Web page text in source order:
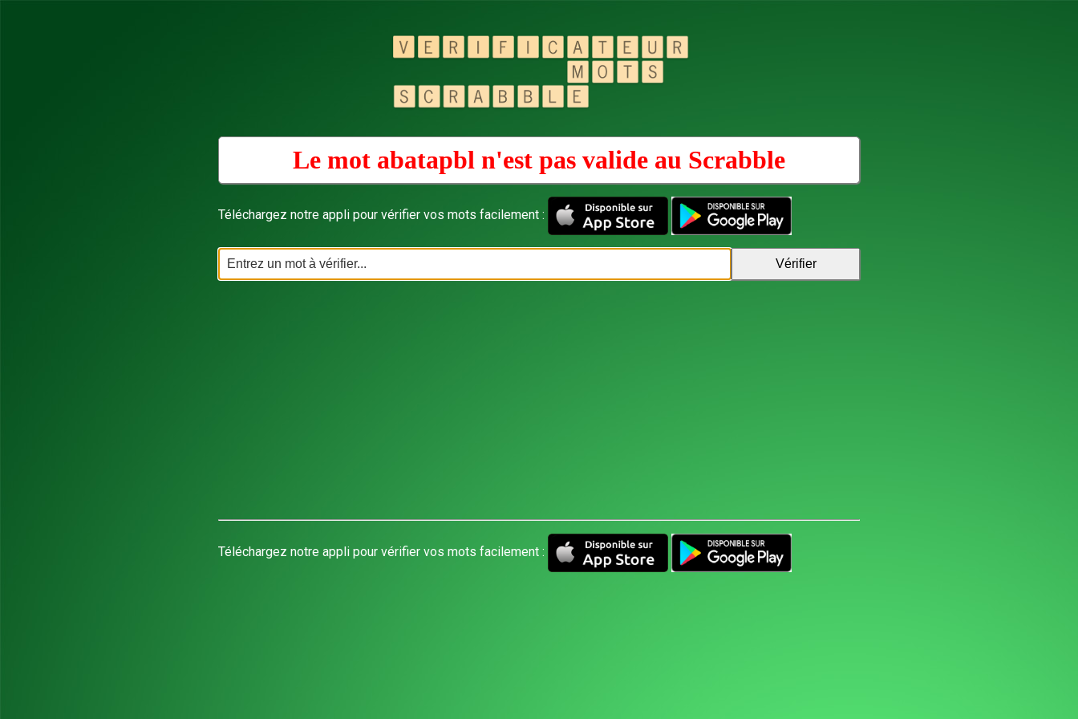
Le mot abatapbl n'est pas valide au Scrabble
Téléchargez notre appli pour vérifier vos mots facilement :
Téléchargez notre appli pour vérifier vos mots facilement :